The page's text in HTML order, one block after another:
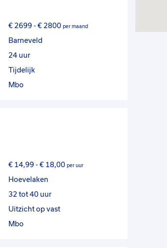
€ 2699 - € 2800 per maand
Barneveld
24 uur
Tijdelijk
Mbo
€ 14,99 - € 18,00 per uur
Hoevelaken
32 tot 40 uur
Uitzicht op vast
Mbo